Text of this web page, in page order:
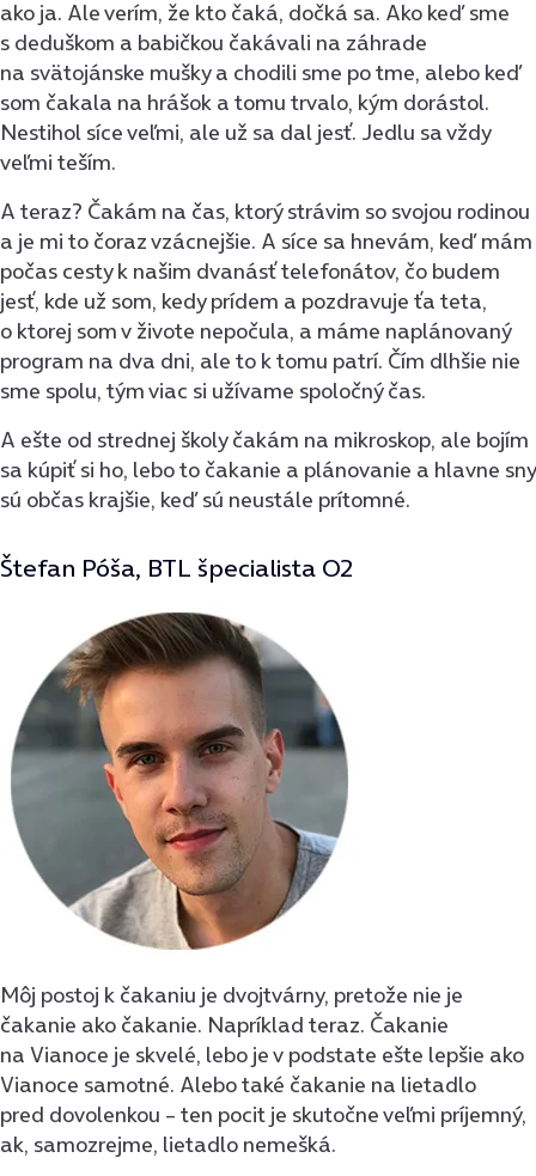
ako ja. Ale verím, že kto čaká, dočká sa. Ako keď sme
s deduškom a babičkou čakávali na záhrade
na svätojánske mušky a chodili sme po tme, alebo keď
som čakala na hrášok a tomu trvalo, kým dorástol.
Nestihol síce veľmi, ale už sa dal jesť. Jedlu sa vždy
veľmi teším.
A teraz? Čakám na čas, ktorý strávim so svojou rodinou
a je mi to čoraz vzácnejšie. A síce sa hnevám, keď mám
počas cesty k našim dvanásť telefonátov, čo budem
jesť, kde už som, kedy prídem a pozdravuje ťa teta,
o ktorej som v živote nepočula, a máme naplánovaný
program na dva dni, ale to k tomu patrí. Čím dlhšie nie
sme spolu, tým viac si užívame spoločný čas.
A ešte od strednej školy čakám na mikroskop, ale bojím
sa kúpiť si ho, lebo to čakanie a plánovanie a hlavne sny
sú občas krajšie, keď sú neustále prítomné.
Štefan Póša, BTL špecialista O2
Môj postoj k čakaniu je dvojtvárny, pretože nie je
čakanie ako čakanie. Napríklad teraz. Čakanie
na Vianoce je skvelé, lebo je v podstate ešte lepšie ako
Vianoce samotné. Alebo také čakanie na lietadlo
pred dovolenkou – ten pocit je skutočne veľmi príjemný,
ak, samozrejme, lietadlo nemešká.